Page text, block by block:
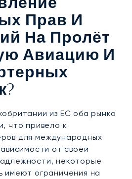
Прав И
На Пролёт
Авиацию И
из ЕС оба рынка
что привело к
для международных
от своей
некоторые
имеют ограничения на